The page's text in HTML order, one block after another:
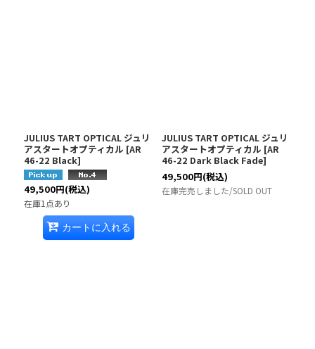
JULIUS TART OPTICAL ジュリ
アスタートオプティカル [AR
46-22 Black]
49,500円(税込)
在庫1点あり
カートに入れる
JULIUS TART OPTICAL ジュリ
アスタートオプティカル [AR
46-22 Dark Black Fade]
49,500円(税込)
在庫完売しました/SOLD OUT